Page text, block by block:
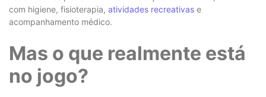
com higiene, fisioterapia, atividades recreativas e
acompanhamento médico.
Mas o que realmente está
no jogo?